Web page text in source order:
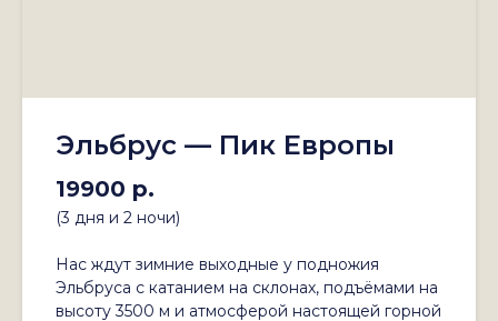
Эльбрус — Пик Европы
19900 р.
(3 дня и 2 ночи)
Нас ждут зимние выходные у подножия
Эльбруса с катанием на склонах, подъёмами на
высоту 3500 м и атмосферой настоящей горной